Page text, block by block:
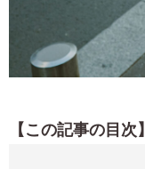
【この記事の目次】